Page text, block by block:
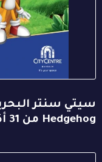
Hedgehog من 31 أكتوبر ولغاية 9 نوفمبر